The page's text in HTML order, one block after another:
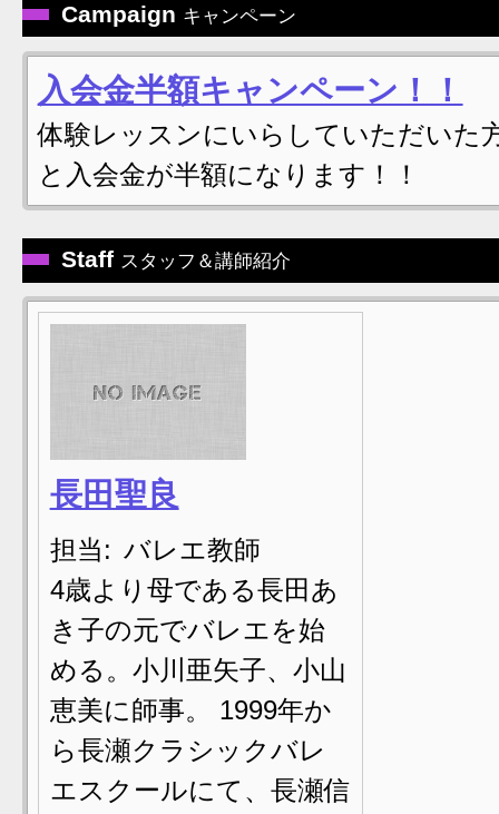
Campaign キャンペーン
入会金半額キャンペーン！！
体験レッスンにいらしていただいた
と入会金が半額になります！！
Staff スタッフ＆講師紹介
長田聖良
担当: バレエ教師
4歳より母である長田あ
き子の元でバレエを始
める。小川亜矢子、小山
恵美に師事。 1999年か
ら長瀬クラシックバレ
エスクールにて、長瀬信